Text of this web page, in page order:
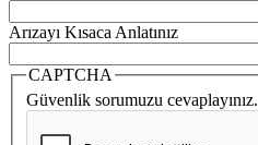
Arızayı Kısaca Anlatınız
CAPTCHA
Güvenlik sorumuzu cevaplayınız.